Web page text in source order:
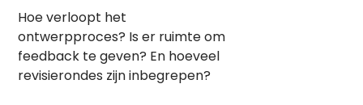
Hoe verloopt het
ontwerpproces? Is er ruimte om
feedback te geven? En hoeveel
revisierondes zijn inbegrepen?